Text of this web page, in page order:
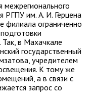
межрегионального
РГПУ им. А. И. Герцена
филиала ограниченно
Так, в Махачкале
государственный
учредителем
К тому же
а в связи с
запрос со